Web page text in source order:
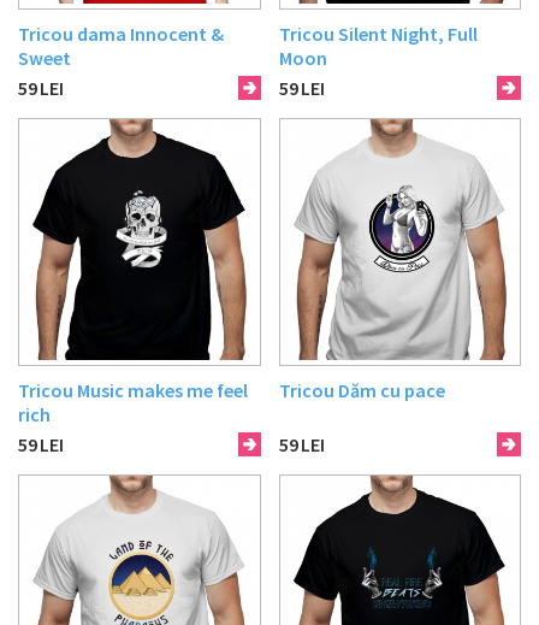
Tricou dama Innocent &
Sweet
59LEI
Tricou Silent Night, Full
Moon
59LEI
Tricou Music makes me feel
rich
59LEI
Tricou Dăm cu pace
59LEI